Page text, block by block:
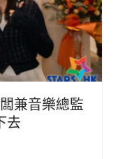
兼音樂總監
去